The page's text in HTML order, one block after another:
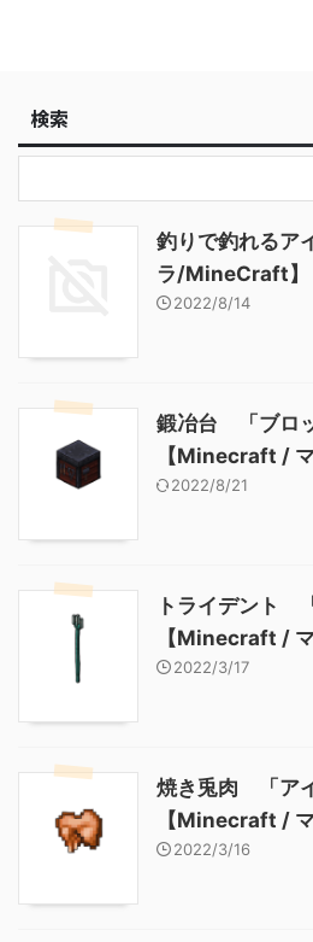
検索
釣りで釣れるア
ラ/MineCraft】
2022/8/14
鍛冶台 「ブロ
【Minecraft /
2022/8/21
トライデント
【Minecraft /
2022/3/17
焼き兎肉 「ア
【Minecraft /
2022/3/16